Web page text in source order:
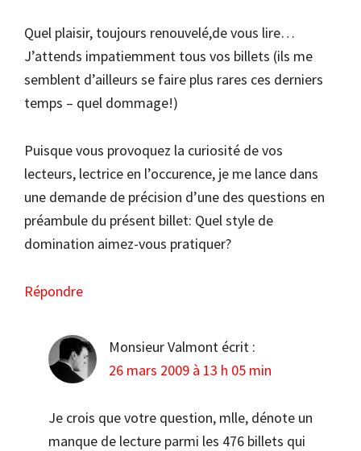
Quel plaisir, toujours renouvelé,de vous lire…
J’attends impatiemment tous vos billets (ils me
semblent d’ailleurs se faire plus rares ces derniers
temps – quel dommage!)
Puisque vous provoquez la curiosité de vos
lecteurs, lectrice en l’occurence, je me lance dans
une demande de précision d’une des questions en
préambule du présent billet: Quel style de
domination aimez-vous pratiquer?
Répondre
Monsieur Valmont écrit :
26 mars 2009 à 13 h 05 min
Je crois que votre question, mlle, dénote un
manque de lecture parmi les 476 billets qui